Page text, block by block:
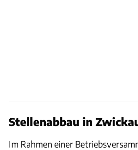
Stellenabbau in
Im Rahmen einer